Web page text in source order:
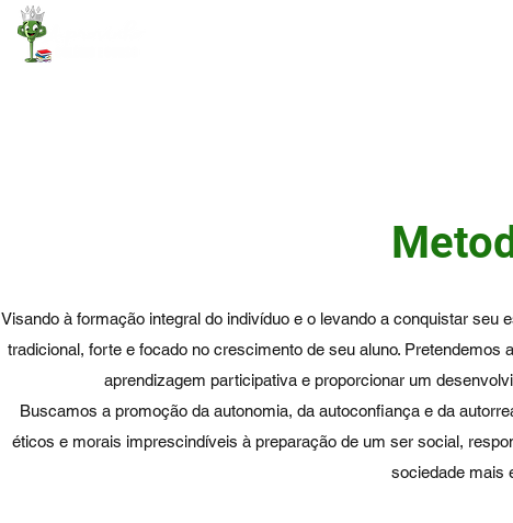
Visando à formação integral do indivíduo e o levando a conquistar seu
tradicional, forte e focado no crescimento de seu aluno.
aprendizagem participativa e proporcionar um
Buscamos a promoção da autonomia, da autoconfiança e da
éticos e morais imprescindíveis à preparação de um ser social,
sociedade mais